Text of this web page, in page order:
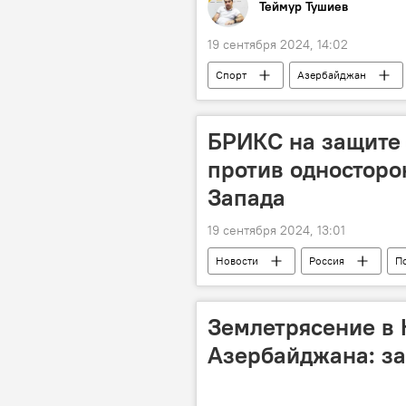
Теймур Тушиев
19 сентября 2024, 14:02
Спорт Азербайджан
Ассоциация
АФФА
БРИКС на защите
против
Запада
19 сентября 2024, 13:01
Новости Россия
Глобальный Юг
Запад
Землетрясение
Азербайджана: